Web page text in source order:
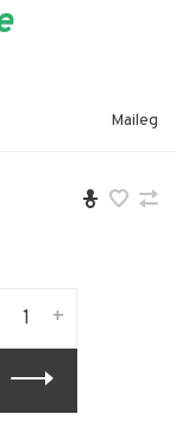
Maileg
+